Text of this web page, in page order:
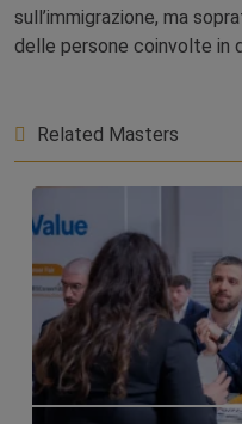
sull’immigrazione, ma
delle persone coinvolte in
Related Masters